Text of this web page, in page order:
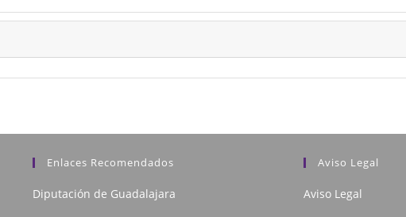
Enlaces Recomendados
Diputación de Guadalajara
Aviso Legal
Aviso Legal